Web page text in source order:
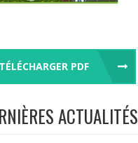
TÉLÉCHARGER PDF
ACTUALITÉS